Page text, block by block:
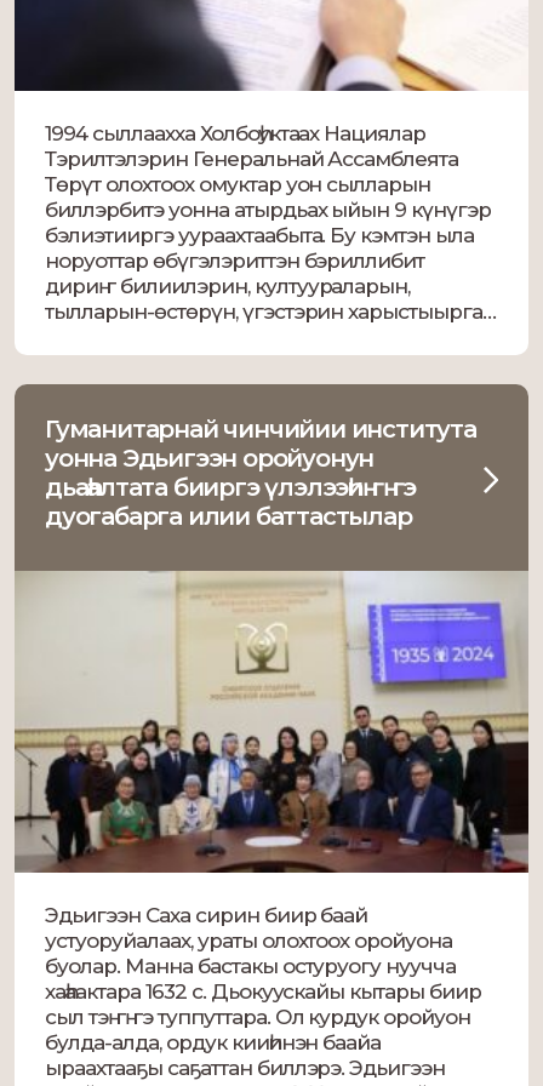
1994 сыллаахха Холбоһуктаах Нациялар
Тэрилтэлэрин Генеральнай Ассамблеята
Төрүт олохтоох омуктар уон сылларын
биллэрбитэ уонна атырдьах ыйын 9 күнүгэр
бэлиэтииргэ уураахтаабыта. Бу кэмтэн ыла
норуоттар өбүгэлэриттэн бэриллибит
дириҥ билиилэрин, култуураларын,
тылларын-өстөрүн, үгэстэрин харыстыырга
Түмэн пресс-сулууспата Биллэн турар,
Сахабыт сирин Хоту сирэ уонна Аркти­ката
дойдуга стратегичес­кай суолта­лаах,
сайдарга саҥа кыахтары биэрэр. Манна […]
Гуманитарнай чинчийии института
уонна Эдьигээн оройуонун
дьаһалтата бииргэ үлэлээһиҥҥэ
дуогабарга илии баттастылар
Эдьигээн Саха сирин биир баай
устуоруйалаах, ураты олохтоох оройуона
буолар. Манна бастакы остуруогу нуучча
хаһаактара 1632 с. Дьокуускайы кытары биир
сыл тэҥҥэ туппуттара. Ол курдук оройуон
булда-алда, ордук кииһинэн баайа
ыраахтааҕы саҕаттан биллэрэ. Эдьигээн